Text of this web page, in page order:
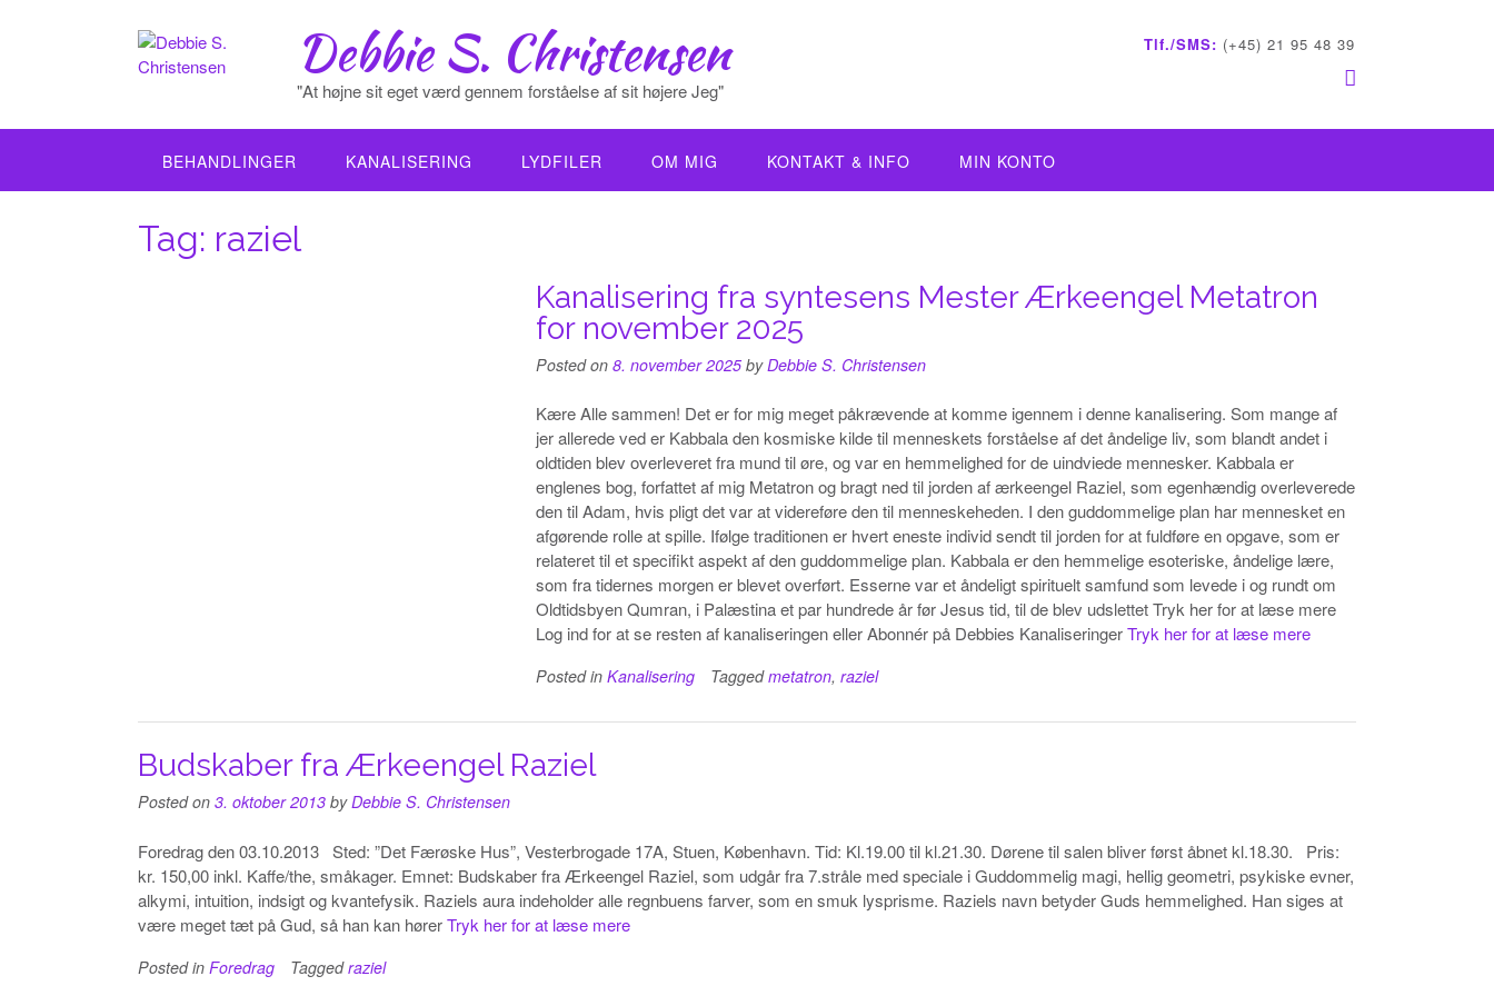
Debbie S. Christensen
"At højne sit eget værd gennem forståelse af sit højere Jeg"
Tlf./SMS: (+45) 21 95 48 39
BEHANDLINGER KANALISERING LYDFILER OM MIG KONTAKT & INFO MIN KONTO
Tag: raziel
Kanalisering fra syntesens Mester Ærkeengel Metatron
for november 2025
Posted on8. november 2025 byDebbie S. Christensen
Kære Alle sammen! Det er for mig meget påkrævende at komme igennem i denne kanalisering. Som mange af
jer allerede ved er Kabbala den kosmiske kilde til menneskets forståelse af det åndelige liv, som blandt andet i
oldtiden blev overleveret fra mund til øre, og var en hemmelighed for de uindviede mennesker. Kabbala er
englenes bog, forfattet af mig Metatron og bragt ned til jorden af ærkeengel Raziel, som egenhændig overleverede
den til Adam, hvis pligt det var at videreføre den til menneskeheden. I den guddommelige plan har mennesket en
afgørende rolle at spille. Ifølge traditionen er hvert eneste individ sendt til jorden for at fuldføre en opgave, som er
relateret til et specifikt aspekt af den guddommelige plan. Kabbala er den hemmelige esoteriske, åndelige lære,
som fra tidernes morgen er blevet overført. Esserne var et åndeligt spirituelt samfund som levede i og rundt om
Oldtidsbyen Qumran, i Palæstina et par hundrede år før Jesus tid, til de blev udslettet Tryk her for at læse mere
Log ind for at se resten af kanaliseringen eller Abonnér på Debbies KanaliseringerTryk her for at læse mere
Posted inKanalisering Taggedmetatron,raziel
Budskaber fra Ærkeengel Raziel
Posted on 3. oktober 2013 byDebbie S. Christensen
Foredrag den 03.10.2013 Sted: ”Det Færøske Hus”, Vesterbrogade 17A, Stuen, København. Tid: Kl.19.00 til kl.21.30. Dørene til salen bliver først åbnet kl.18.30. Pris:
kr. 150,00 inkl. Kaffe/the, småkager. Emnet: Budskaber fra Ærkeengel Raziel, som udgår fra 7.stråle med speciale i Guddommelig magi, hellig geometri, psykiske evner,
alkymi, intuition, indsigt og kvantefysik. Raziels aura indeholder alle regnbuens farver, som en smuk lysprisme. Raziels navn betyder Guds hemmelighed. Han siges at
være meget tæt på Gud, så han kan hørerTryk her for at læse mere
Posted in Foredrag Taggedraziel